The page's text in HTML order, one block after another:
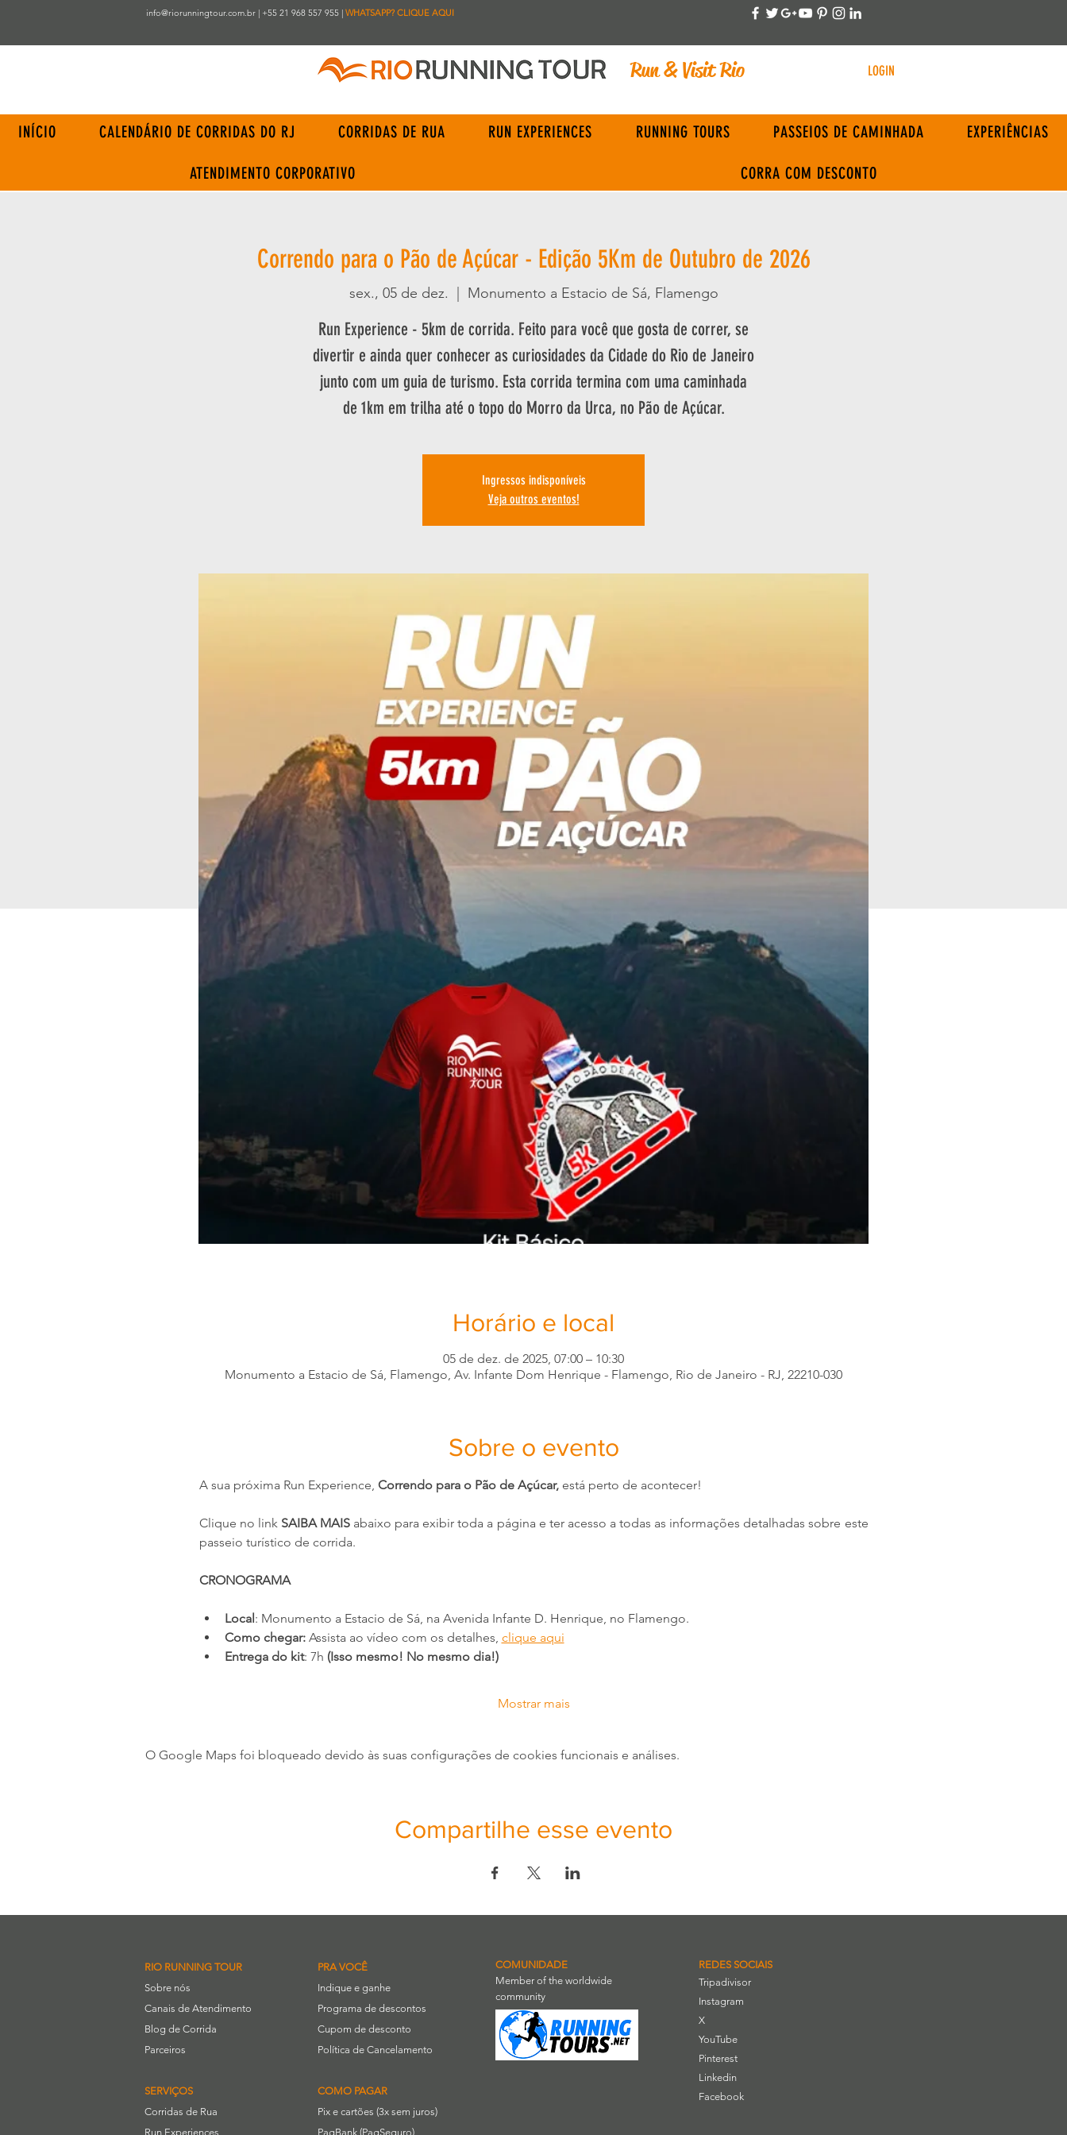
info@riorunningtour.com.br | +55 21 968 557 955 | WHATSAPP? CLIQUE AQUI
Run & Visit Rio LOGIN
INÍCIO CALENDÁRIO DE CORRIDAS DO RJ CORRIDAS DE RUA RUN EXPERIENCES RUNNING TOURS PASSEIOS DE CAMINHADA EXPERIÊNCIAS
ATENDIMENTO CORPORATIVO CORRA COM DESCONTO
Correndo para o Pão de Açúcar - Edição 5Km de Outubro de 2026
sex., 05 de dez. Monumento a Estacio de Sá, Flamengo
Run Experience - 5km de corrida. Feito para você que gosta de correr, se
divertir e ainda quer conhecer as curiosidades da Cidade do Rio de Janeiro
junto com um guia de turismo. Esta corrida termina com uma caminhada
de 1km em trilha até o topo do Morro da Urca, no Pão de Açúcar.
Ingressos indisponíveis
Veja outros eventos!
Horário e local
05 de dez. de 2025, 07:00 – 10:30
Monumento a Estacio de Sá, Flamengo, Av. Infante Dom Henrique - Flamengo, Rio de Janeiro - RJ, 22210-030
Sobre o evento
A sua próxima Run Experience, Correndo para o Pão de Açúcar, está perto de acontecer!
Clique no link SAIBA MAIS abaixo para exibir toda a página e ter acesso a todas as informações detalhadas sobre este
passeio turístico de corrida.
CRONOGRAMA
Local: Monumento a Estacio de Sá, na Avenida Infante D. Henrique, no Flamengo.
Como chegar: Assista ao vídeo com os detalhes, clique aqui
Entrega do kit: 7h (Isso mesmo! No mesmo dia!)
Mostrar mais
O Google Maps foi bloqueado devido às suas configurações de cookies funcionais e análises.
Compartilhe esse evento
RIO RUNNING TOUR
Sobre nós
Canais de Atendimento
Blog de Corrida
Parceiros
SERVIÇOS
Corridas de Rua
Run Experiences
PRA VOCÊ
Indique e ganhe
Programa de descontos
Cupom de desconto
Política de Cancelamento
COMO PAGAR
Pix e cartões (3x sem juros)
PagBank (PagSeguro)
COMUNIDADE
Member of the worldwide
community
REDES SOCIAIS
Tripadivisor
Instagram
X
YouTube
Pinterest
Linkedin
Facebook